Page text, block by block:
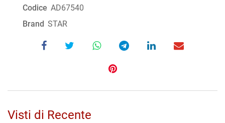
Codice AD67540
Brand STAR
Visti di Recente